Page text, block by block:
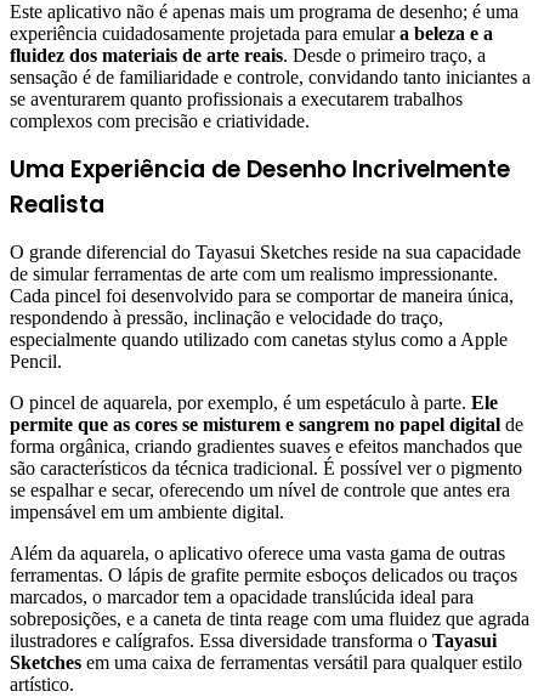
Este aplicativo não é apenas mais um programa de desenho; é uma
experiência cuidadosamente projetada para emulara beleza e a
fluidez dos materiais de arte reais. Desde o primeiro traço, a
sensação é de familiaridade e controle, convidando tanto iniciantes a
se aventurarem quanto profissionais a executarem trabalhos
complexos com precisão e criatividade.
Uma Experiência de Desenho Incrivelmente
Realista
O grande diferencial do Tayasui Sketches reside na sua capacidade
de simular ferramentas de arte com um realismo impressionante.
Cada pincel foi desenvolvido para se comportar de maneira única,
respondendo à pressão, inclinação e velocidade do traço,
especialmente quando utilizado com canetas stylus como a Apple
Pencil.
O pincel de aquarela, por exemplo, é um espetáculo à parte. Ele
permite que as cores se misturem e sangrem no papel digital de
forma orgânica, criando gradientes suaves e efeitos manchados que
são característicos da técnica tradicional. É possível ver o pigmento
se espalhar e secar, oferecendo um nível de controle que antes era
impensável em um ambiente digital.
Além da aquarela, o aplicativo oferece uma vasta gama de outras
ferramentas. O lápis de grafite permite esboços delicados ou traços
marcados, o marcador tem a opacidade translúcida ideal para
sobreposições, e a caneta de tinta reage com uma fluidez que agrada
ilustradores e calígrafos. Essa diversidade transforma o Tayasui
Sketches em uma caixa de ferramentas versátil para qualquer estilo
artístico.